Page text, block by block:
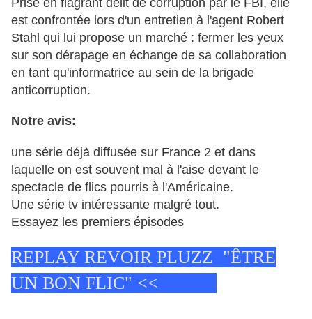
Prise en flagrant délit de corruption par le FBI, elle
est confrontée lors d'un entretien à l'agent Robert
Stahl qui lui propose un marché : fermer les yeux
sur son dérapage en échange de sa collaboration
en tant qu'informatrice au sein de la brigade
anticorruption.
Notre avis:
une série déjà diffusée sur France 2 et dans
laquelle on est souvent mal à l'aise devant le
spectacle de flics pourris à l'Américaine.
Une série tv intéressante malgré tout.
Essayez les premiers épisodes
REPLAY REVOIR PLUZZ "ÊTRE
UN BON FLIC" <<